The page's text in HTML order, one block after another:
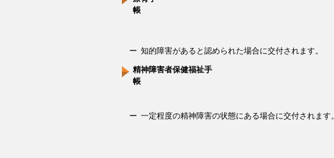
ー 知的障害があると認められた場合に交付されます。
帳
精神障害者保健福祉手
帳
ー 一定程度の精神障害の状態にある場合に交付されます。